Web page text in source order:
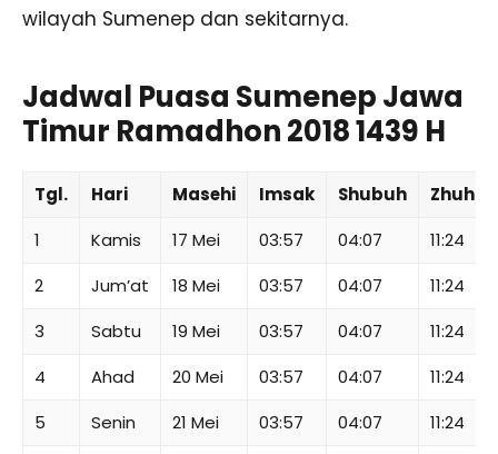
wilayah Sumenep dan sekitarnya.
Jadwal Puasa Sumenep Jawa
Timur Ramadhon 2018 1439 H
Tgl. Hari Masehi Imsak Shubuh
Zhuhur
1
Kamis 17 Mei 03:57 04:07
11:24
2
Jum’at 18 Mei 03:57 04:07
11:24
3
Sabtu 19 Mei 03:57 04:07
11:24
4
Ahad 20 Mei 03:57 04:07
11:24
5
Senin 21 Mei 03:57 04:07
11:24